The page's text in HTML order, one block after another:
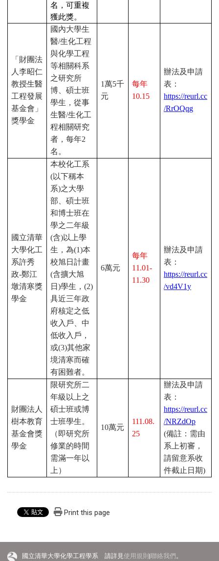
名，可重複
獲此獎。
「財團法
人李昭仁
教授生醫
工程發展
基金會」
獎學金
國內大學生
醫/生化工程
與化學工程
等相關科系
之研究所
博、碩士班
學生，從事
生醫/生化工
程相關研究
者，每年2
名。
1萬5千
元
每年
10.15
辦法及申請
表：
https://reurl.cc
/RrOQqg
國立清華
大學化工
系許秀
政-鄭江
墩清寒獎
學金
本校化工系
(以下稱本
系)之大學
部、碩士班
和博士班在
學之二年級
(含)以上學
生，為(1)本
校旭日計畫
(含擴大旭
日 )學生， (2)
具近三年政
府核定之低
收入戶、中
低收入戶，
或(3)其他家
境清寒而確
有困難者。
6萬元
每年
11.01-
11.30
辦法及申請
表：
https://reurl.cc
/vd4V1y
財團法人
樹本教育
基金會獎
學金
限研究所二
年級以上之
碩士班或博
士班學生。
（即研究所
修業的時間
需滿一年以
上）
10萬元
111.08.
25
辦法及申請
表：
https://reurl.cc
/NRZdOp
(備註：需由
系上初審，
請留意系收
件截止日期)
Print this page
國立清華大學化學工程學系 請詳見使用規則 |聯絡我們 。